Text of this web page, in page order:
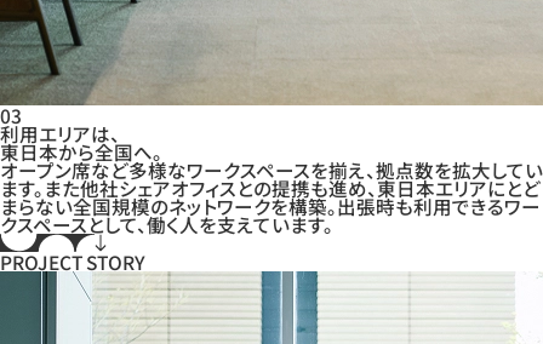
03
利用エリアは、
東日本から全国へ。
オープン席など多様なワークスペースを揃え、拠点数を拡大してい
ます。また他社シェアオフィスとの提携も進め、東日本エリアにとど
まらない全国規模のネットワークを構築。出張時も利用できるワー
クスペースとして、働く人を支えています。
PROJECT STORY